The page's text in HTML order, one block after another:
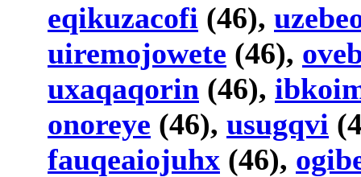
eqikuzacofi (46),
uiremojowete (46),
uxaqaqorin (46),
onoreye (46), usugqvi
fauqeaiojuhx (46),